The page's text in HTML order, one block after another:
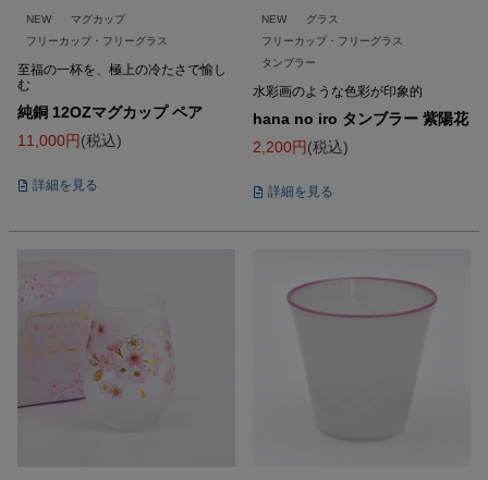
NEW
マグカップ
フリーカップ・フリーグラス
至福の一杯を、極上の冷たさで愉し
む
純銅 12OZマグカップ ペア
11,000
税込
詳細を見る
NEW
グラス
フリーカップ・フリーグラス
タンブラー
水彩画のような色彩が印象的
hana no iro タンブラー 紫陽花
2,200
税込
詳細を見る